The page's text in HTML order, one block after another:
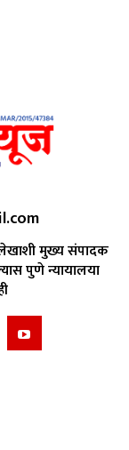
लेखाशी मुख्य संपादक
पुणे न्यायालया